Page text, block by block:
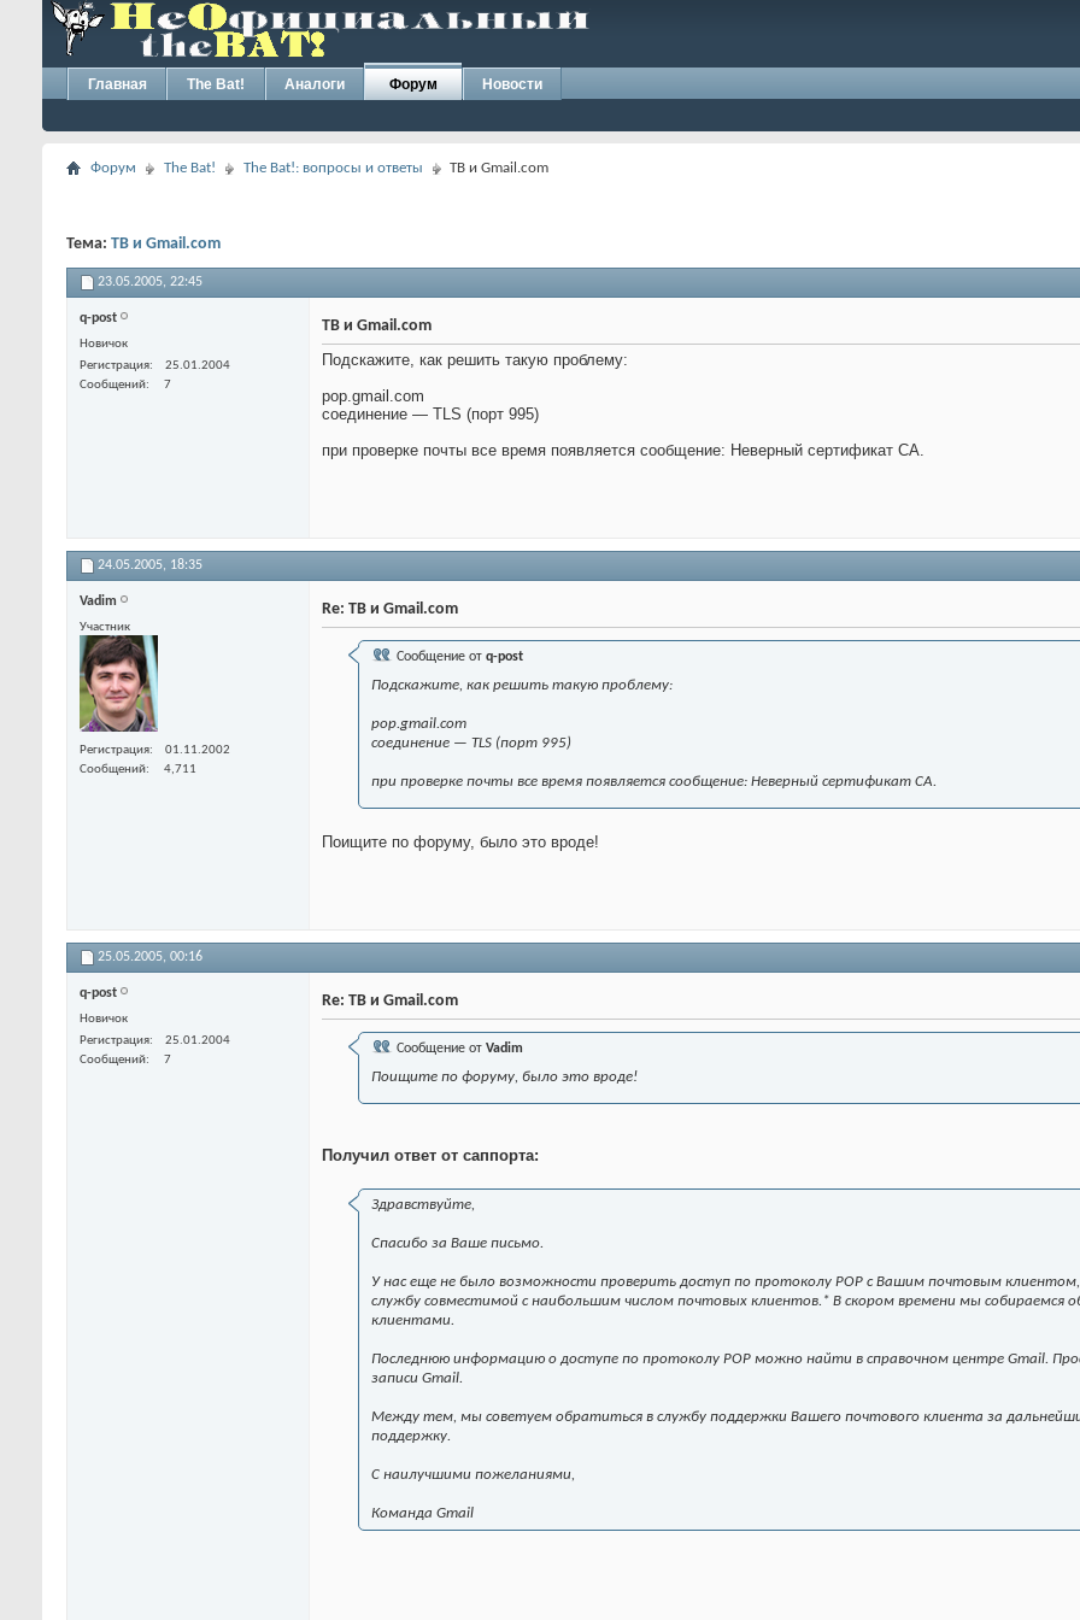
Главная The Bat! Аналоги Форум Новости
Форум The Bat! The Bat!: вопросы и ответы TB и Gmail.com
Тема: TB и Gmail.com
23.05.2005, 22:45
q-post
Новичок
Регистрация
25.01.2004
Сообщений
7
TB и Gmail.com
Подскажите, как решить такую проблему:
pop.gmail.com
соединение — TLS (порт 995)
при проверке почты все время появляется сообщение: Неверный сертификат CA.
24.05.2005, 18:35
Vadim
Участник
Регистрация
01.11.2002
Сообщений
4,711
Re: TB и Gmail.com
Сообщение от q-post
Подскажите, как решить такую проблему:
pop.gmail.com
соединение — TLS (порт 995)
при проверке почты все время появляется сообщение: Неверный сертификат CA.
Поищите по форуму, было это вроде!
25.05.2005, 00:16
q-post
Новичок
Регистрация
25.01.2004
Сообщений
7
Re: TB и Gmail.com
Сообщение от Vadim
Поищите по форуму, было это вроде!
Получил ответ от саппорта:
Здравствуйте,
Спасибо за Ваше письмо.
У нас еще не было возможности проверить доступ по протоколу POP с Вашим почтовым
службу совместимой с наибольшим числом почтовых клиентов.* В скором времени мы собираемся
клиентами.
Последнюю информацию о доступе по протоколу POP можно найти в справочном центре Gmail.
записи Gmail.
Между тем, мы советуем обратиться в службу поддержки Вашего почтового клиента за
поддержку.
С наилучшими пожеланиями,
Команда Gmail